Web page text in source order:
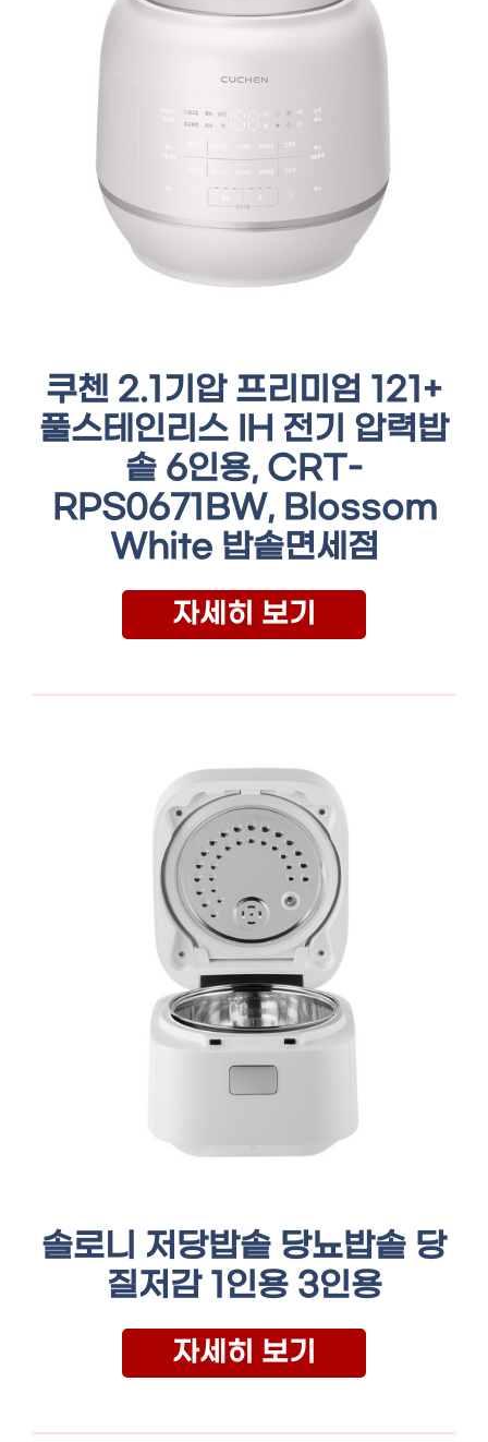
쿠첸 2.1기압 프리미엄 121+
풀스테인리스 IH 전기 압력밥
솥 6인용, CRT-
RPS0671BW, Blossom
White 밥솥면세점
자세히 보기
솔로니 저당밥솥 당뇨밥솥 당
질저감 1인용 3인용
자세히 보기